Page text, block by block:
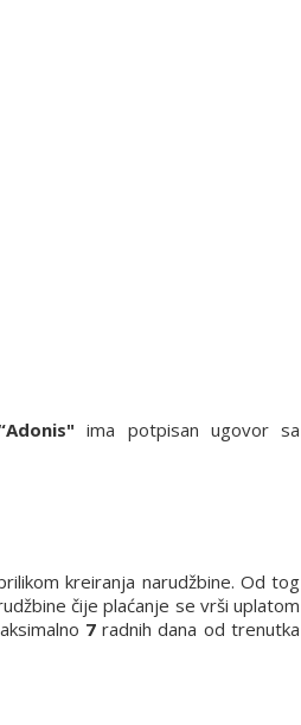
ima potpisan ugovor sa
kreiranja narudžbine. Od tog
čije plaćanje se vrši uplatom
7radnih dana od trenutka